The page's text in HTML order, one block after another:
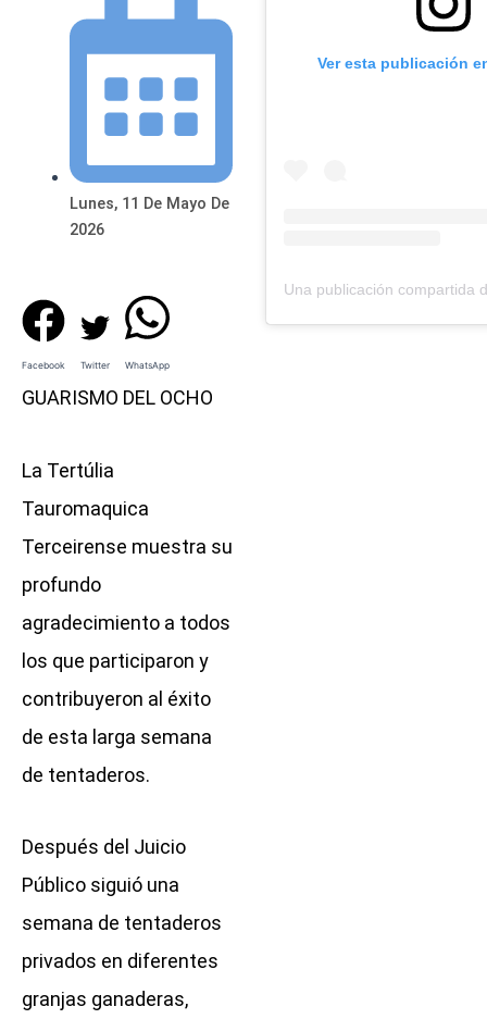
Lunes, 11 De Mayo De
2026
Facebook Twitter WhatsApp
GUARISMO DEL OCHO
La Tertúlia
Tauromaquica
Terceirense muestra su
profundo
agradecimiento a todos
los que participaron y
contribuyeron al éxito
de esta larga semana
de tentaderos.
Después del Juicio
Público siguió una
semana de tentaderos
privados en diferentes
granjas ganaderas,
Ver esta publicación